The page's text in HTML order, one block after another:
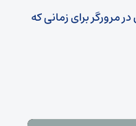
مرورگر برای زمانی که